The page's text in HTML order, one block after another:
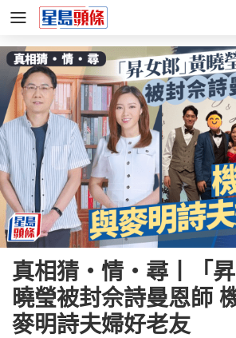
真相猜‧情‧尋丨「昇
曉瑩被封佘詩曼恩師
麥明詩夫婦好老友